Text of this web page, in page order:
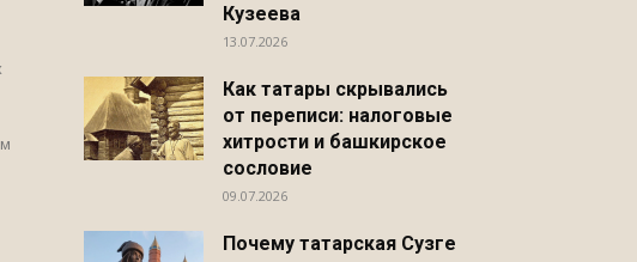
Кузеева
13.07.2026
Как татары скрывались
от переписи: налоговые
хитрости и башкирское
сословие
09.07.2026
Почему татарская Сузге